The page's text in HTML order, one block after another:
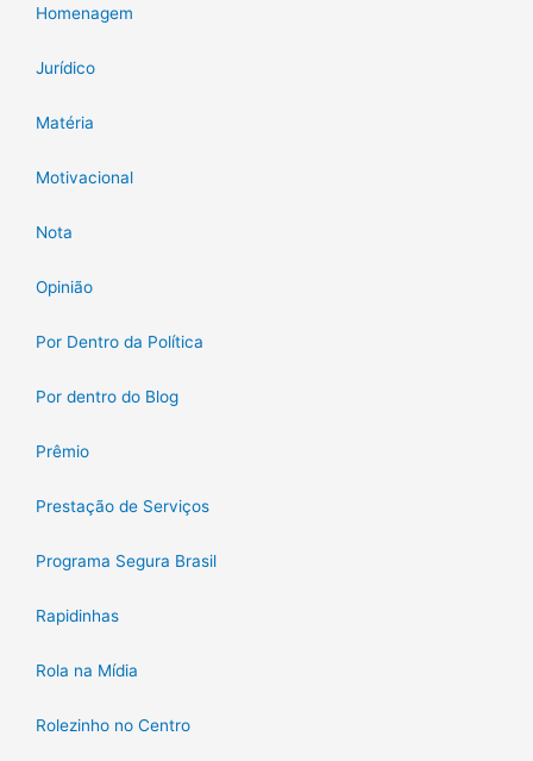
Homenagem
Jurídico
Matéria
Motivacional
Nota
Opinião
Por Dentro da Política
Por dentro do Blog
Prêmio
Prestação de Serviços
Programa Segura Brasil
Rapidinhas
Rola na Mídia
Rolezinho no Centro